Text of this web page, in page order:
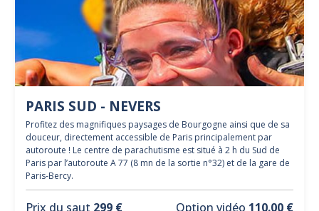
PARIS SUD - NEVERS
Profitez des magnifiques paysages de Bourgogne ainsi que de sa
douceur, directement accessible de Paris principalement par
autoroute ! Le centre de parachutisme est situé à 2 h du Sud de
Paris par l’autoroute A 77 (8 mn de la sortie n°32) et de la gare de
Paris-Bercy.
Prix du saut 299 € Option vidéo 110.00 €